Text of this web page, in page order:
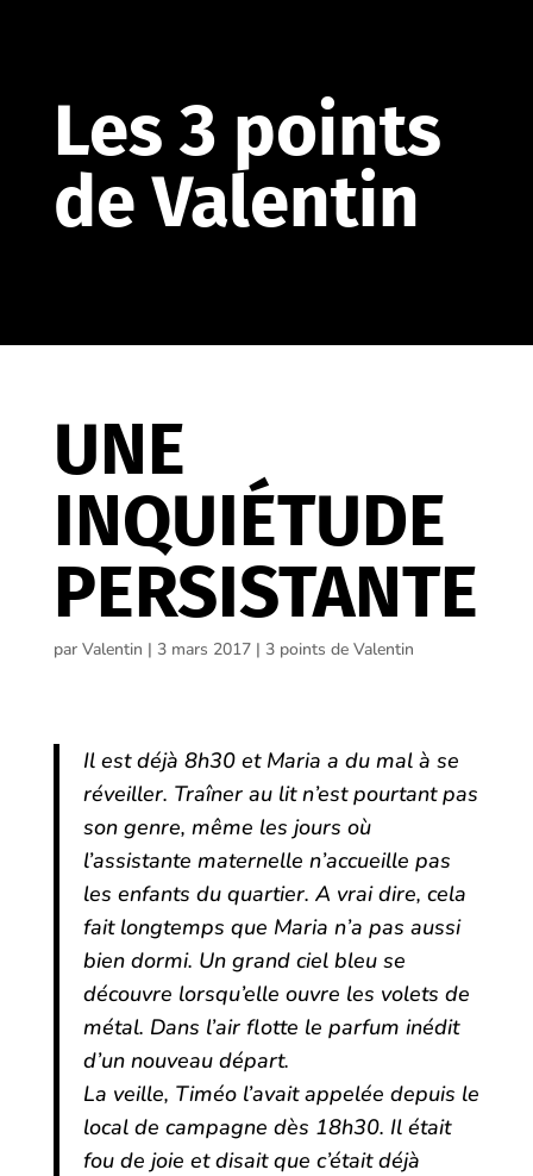
Les 3 points
de Valentin
UNE
INQUIÉTUDE
PERSISTANTE
par Valentin | 3 mars 2017| 3 points de Valentin
Il est déjà 8h30 et Maria a du mal à se
réveiller. Traîner au lit n’est pourtant pas
son genre, même les jours où
l’assistante maternelle n’accueille pas
les enfants du quartier. A vrai dire, cela
fait longtemps que Maria n’a pas aussi
bien dormi. Un grand ciel bleu se
découvre lorsqu’elle ouvre les volets de
métal. Dans l’air flotte le parfum inédit
d’un nouveau départ.
La veille, Timéo l’avait appelée depuis le
local de campagne dès 18h30. Il était
fou de joie et disait que c’était déjà